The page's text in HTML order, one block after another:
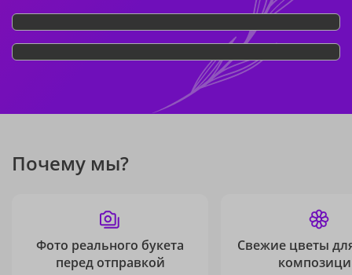
Почему мы?
Фото реального букета
перед отправкой
Свежие цветы